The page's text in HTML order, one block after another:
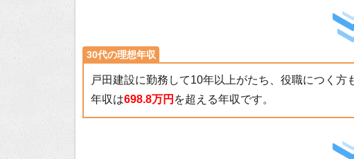
30代の理想年収
戸田建設に勤務して10年以上がたち、役職につく
年収は698.8万円 を超える年収です。